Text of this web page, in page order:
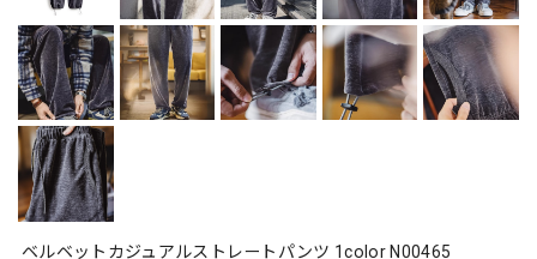
ベルベットカジュアルストレートパンツ 1color N00465